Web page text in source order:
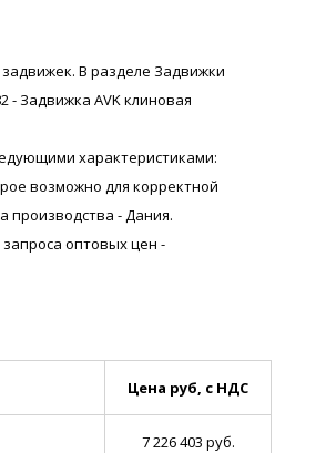
В разделе Задвижки
- Задвижка AVK клиновая
характеристиками:
возможно для корректной
производства - Дания.
запроса оптовых цен -
Цена руб, с НДС
7 226 403 руб.